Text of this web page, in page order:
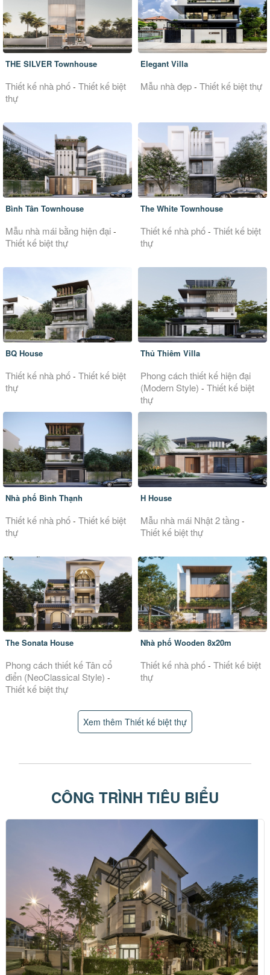
THE SILVER Townhouse
Thiết kế nhà phố - Thiết kế biệt
thự
Elegant Villa
Mẫu nhà đẹp - Thiết kế biệt thự
Bình Tân Townhouse
Mẫu nhà mái bằng hiện đại -
Thiết kế biệt thự
The White Townhouse
Thiết kế nhà phố - Thiết kế biệt
thự
BQ House
Thiết kế nhà phố - Thiết kế biệt
thự
Thủ Thiêm Villa
Phong cách thiết kế hiện đại
(Modern Style) - Thiết kế biệt
thự
Nhà phố Bình Thạnh
Thiết kế nhà phố - Thiết kế biệt
thự
H House
Mẫu nhà mái Nhật 2 tầng -
Thiết kế biệt thự
The Sonata House
Phong cách thiết kế Tân cổ
điển (NeoClassical Style) -
Thiết kế biệt thự
Nhà phố Wooden 8x20m
Thiết kế nhà phố - Thiết kế biệt
thự
Xem thêm Thiết kế biệt thự
CÔNG TRÌNH TIÊU BIỂU